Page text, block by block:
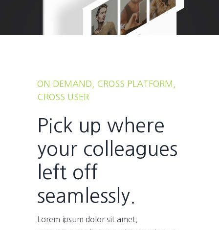
ON DEMAND, CROSS PLATFORM,
CROSS USER
Pick up where
your colleagues
left off
seamlessly.
Lorem ipsum dolor sit amet,